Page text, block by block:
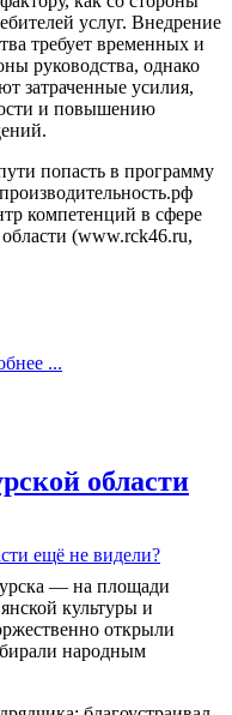
услуг. Внедрение
требует временных и
руководства, однако
затраченные усилия,
и повышению
попасть в программу
компетенций в сфере
(www.rck46.ru,
...
области
— на площади
культуры и
открыли
народным